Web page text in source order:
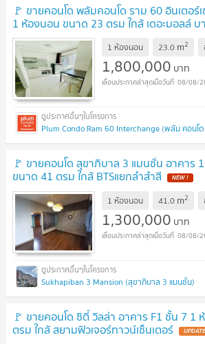
🚩 ขายคอนโด พลัมคอนโด ราม 60 อินเตอร์
1 ห้องนอน ขนาด 23 ตรม ใกล้ เดอะมอลล์ บ
1 ห้องนอน 23.0 m2
1,800,000 บาท
08/08/
Plum Condo Ram 60 Interchange (พลัม คอนโ
🚩 ขายคอนโด สุขาภิบาล 3 แมนชั่น อาคาร
ขนาด 41 ตรม ใกล้ BTSแยกลำสำสี
1 ห้องนอน 41.0 m2
1,300,000 บาท
08/08/
Sukhapiban 3 Mansion (สุขาภิบาล 3 แมนชั่น)
🚩 ขายคอนโด ซิตี้ วิลล่า อาคาร F1 ชั้น 7 1
ตรม ใกล้ สยามฟิวเจอร์ทาวน์เซ็นเตอร์